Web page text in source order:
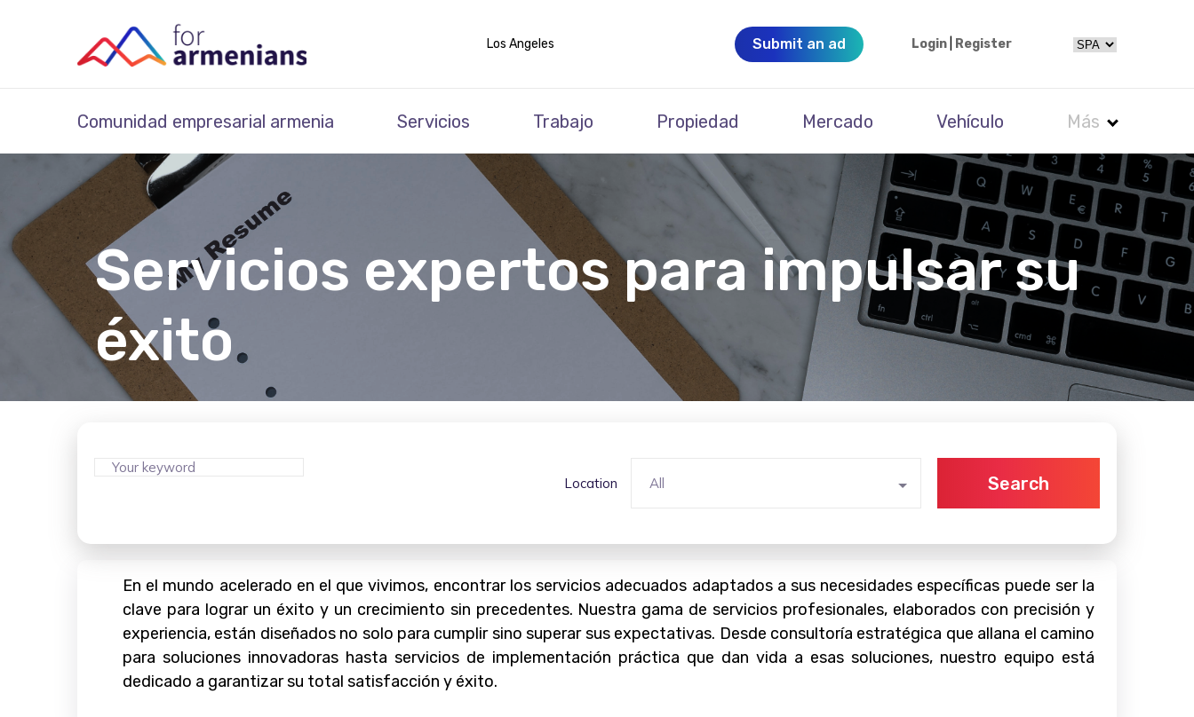
Los Angeles Submit an ad Login Register
Comunidad empresarial armenia Servicios Trabajo Propiedad Mercado Vehículo Más
Servicios expertos para impulsar su
éxito
Location All Search
En el mundo acelerado en el que vivimos, encontrar los servicios adecuados adaptados a sus necesidades específicas puede ser la
clave para lograr un éxito y un crecimiento sin precedentes. Nuestra gama de servicios profesionales, elaborados con precisión y
experiencia, están diseñados no solo para cumplir sino superar sus expectativas. Desde consultoría estratégica que allana el camino
para soluciones innovadoras hasta servicios de implementación práctica que dan vida a esas soluciones, nuestro equipo está
dedicado a garantizar su total satisfacción y éxito.